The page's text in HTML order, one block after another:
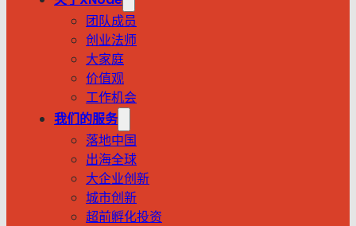
团队成员
创业法师
大家庭
价值观
工作机会
我们的服务
落地中国
出海全球
大企业创新
城市创新
超前孵化投资